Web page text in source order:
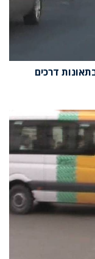
נפגעו בתאונות דרכים